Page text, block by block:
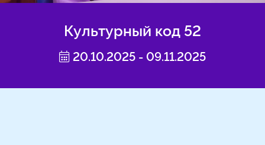
Культурный код 52
20.10.2025 - 09.11.2025